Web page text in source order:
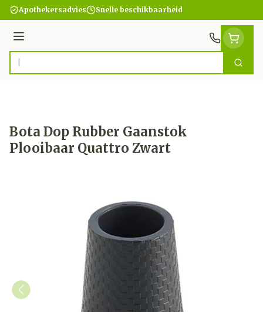
Ga naar de inhoud
Apothekersadvies Snelle beschikbaarheid
Menu
Product, merk, categorie... Zoek
Bota Dop Rubber Gaanstok
Plooibaar Quattro Zwart